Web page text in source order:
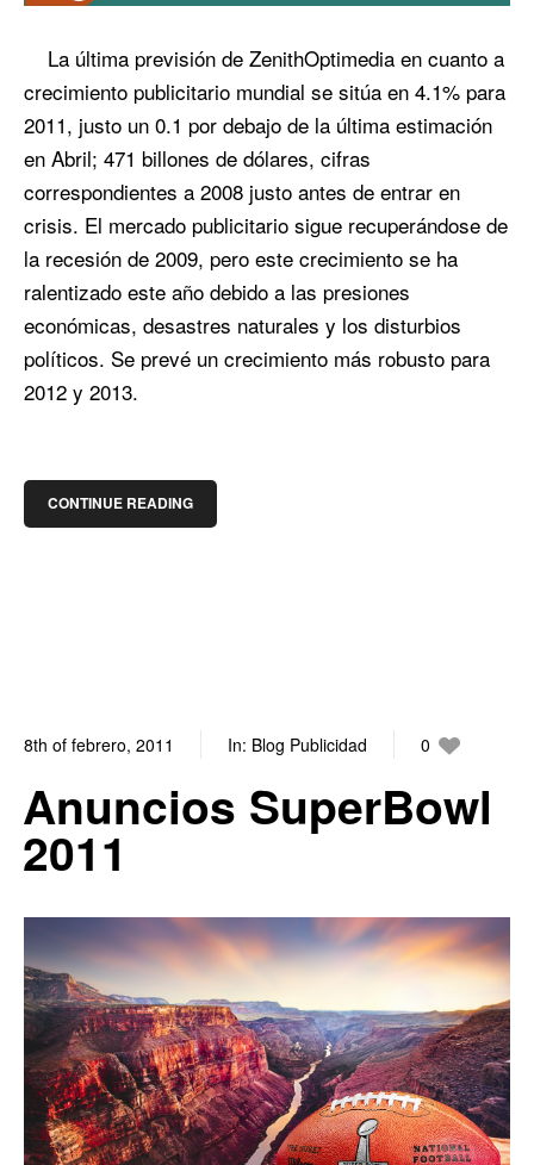
La última previsión de ZenithOptimedia en cuanto a
crecimiento publicitario mundial se sitúa en 4.1% para
2011, justo un 0.1 por debajo de la última estimación
en Abril; 471 billones de dólares, cifras
correspondientes a 2008 justo antes de entrar en
crisis. El mercado publicitario sigue recuperándose de
la recesión de 2009, pero este crecimiento se ha
ralentizado este año debido a las presiones
económicas, desastres naturales y los disturbios
políticos. Se prevé un crecimiento más robusto para
2012 y 2013.
CONTINUE READING
8th of febrero, 2011 In: Blog Publicidad
0
Anuncios SuperBowl
2011